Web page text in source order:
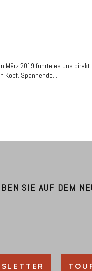
März 2019 führte es uns
Kopf. Spannende...
SIE AUF DEM